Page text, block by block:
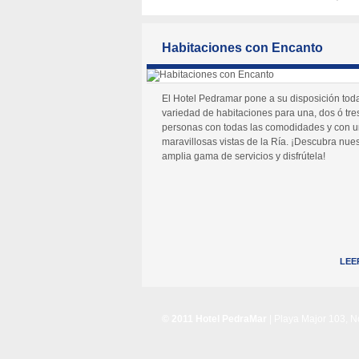
Habitaciones con Encanto
El Hotel Pedramar pone a su disposición
variedad de habitaciones para una, dos ó
personas con todas las comodidades y con
maravillosas vistas de la Ría. ¡Descubra
amplia gama de servicios y disfrútela!